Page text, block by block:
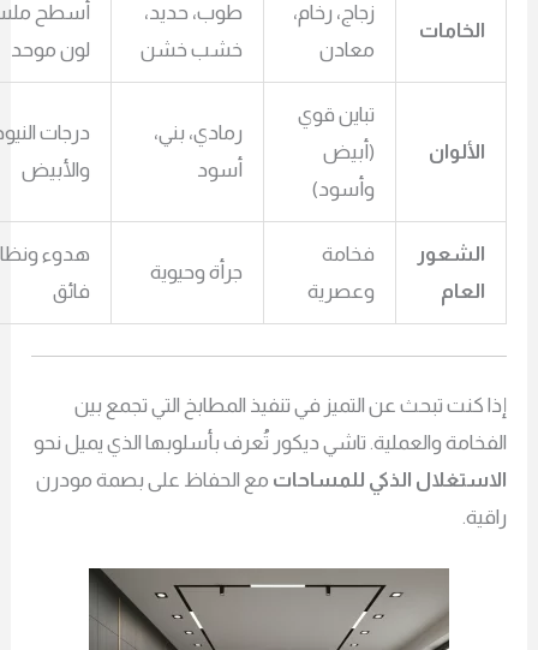
الخامات
زجاج، رخام،
معادن
طوب، حديد،
خشب خشن
أسطح ملساء،
لون موحد
الألوان
تباين قوي
(أبيض
وأسود)
رمادي، بني،
درجات النيود
والأبيض
الشعور
فخامة
وعصرية
جرأة وحيوية
هدوء ونظام
كنت تبحث عن التميز في تنفيذ المطابخ التي تجمع بين
والعملية. تاشي ديكور تُعرف بأسلوبها الذي يميل نحو
الذكي للمساحاتمع الحفاظ على بصمة مودرن